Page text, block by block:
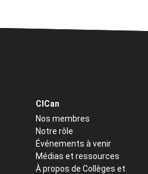
CICan
Nos membres
Notre rôle
Événements à venir
Médias et ressources
À propos de Collèges et